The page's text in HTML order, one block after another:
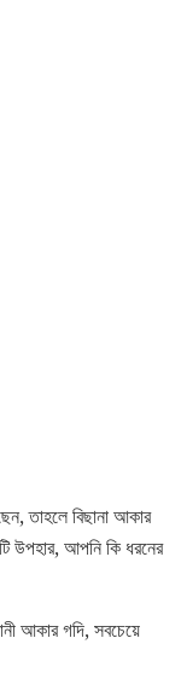
তাহলে বিছানা আকার
উপহার, আপনি কি ধরনের
আকার গদি, সবচেয়ে